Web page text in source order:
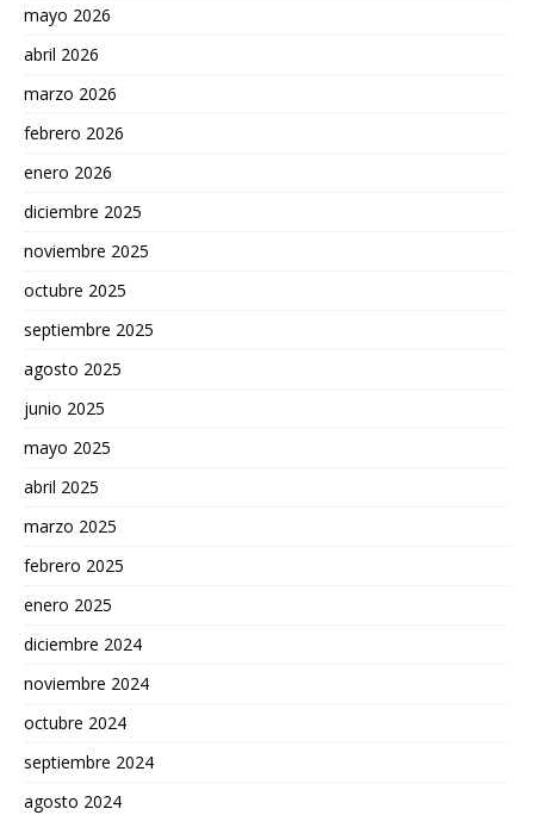
mayo 2026
abril 2026
marzo 2026
febrero 2026
enero 2026
diciembre 2025
noviembre 2025
octubre 2025
septiembre 2025
agosto 2025
junio 2025
mayo 2025
abril 2025
marzo 2025
febrero 2025
enero 2025
diciembre 2024
noviembre 2024
octubre 2024
septiembre 2024
agosto 2024